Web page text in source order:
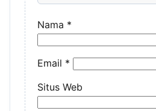
Nama *
Email *
Situs Web